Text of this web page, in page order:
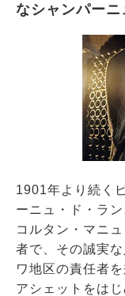
なシャンパーニ
1901年より続く
ーニュ・ド・ラ
コルタン・マニ
者で、その誠実
ワ地区の責任者
アシェットをは